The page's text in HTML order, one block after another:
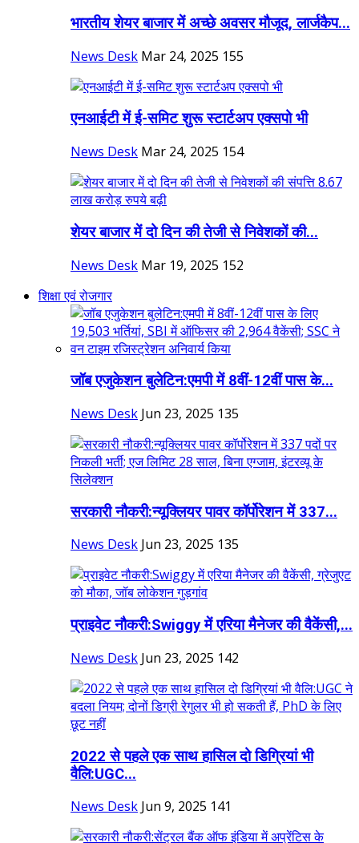
भारतीय शेयर बाजार में अच्छे अवसर मौजूद, लार्जकैप...
News Desk Mar 24, 2025 155
एनआईटी में ई-समिट शुरू स्टार्टअप एक्सपो भी
News Desk Mar 24, 2025 154
शेयर बाजार में दो दिन की तेजी से निवेशकों की...
News Desk Mar 19, 2025 152
शिक्षा एवं रोजगार
जॉब एजुकेशन बुलेटिन:एमपी में 8वीं-12वीं पास के...
News Desk Jun 23, 2025 135
सरकारी नौकरी:न्यूक्लियर पावर कॉर्पोरेशन में 337...
News Desk Jun 23, 2025 135
प्राइवेट नौकरी:Swiggy में एरिया मैनेजर की वैकेंसी,...
News Desk Jun 23, 2025 142
2022 से पहले एक साथ हासिल दो डिग्रियां भी
वैलि:UGC...
News Desk Jun 9, 2025 141